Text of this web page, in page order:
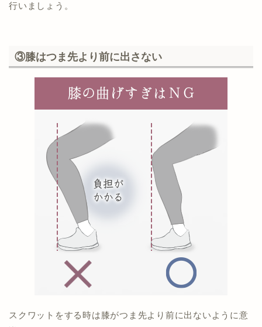
行いましょう。
③膝はつま先より前に出さない
スクワットをする時は膝がつま先より前に出ないように意